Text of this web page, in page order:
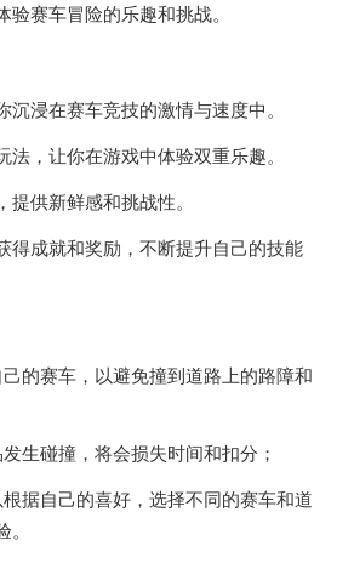
赛车冒险的乐趣和挑战。
沉浸在赛车竞技的激情与速度中。
法，让你在游戏中体验双重乐趣。
供新鲜感和挑战性。
得成就和奖励，不断提升自己的技能
的赛车，以避免撞到道路上的路障和
生碰撞，将会损失时间和扣分；
据自己的喜好，选择不同的赛车和道
。